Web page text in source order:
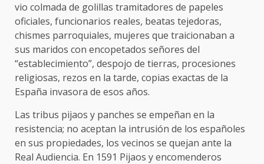
vio colmada de golillas tramitadores de papeles
oficiales, funcionarios reales, beatas tejedoras,
chismes parroquiales, mujeres que traicionaban a
sus maridos con encopetados señores del
“establecimiento”, despojo de tierras, procesiones
religiosas, rezos en la tarde, copias exactas de la
España invasora de esos años.
Las tribus pijaos y panches se empeñan en la
resistencia; no aceptan la intrusión de los españoles
en sus propiedades, los vecinos se quejan ante la
Real Audiencia. En 1591 Pijaos y encomenderos